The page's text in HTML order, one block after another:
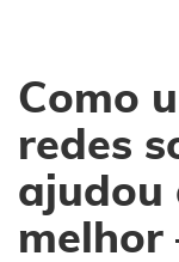
Como
redes
ajudou
melhor